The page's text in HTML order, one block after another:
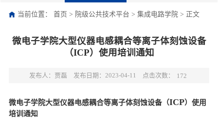
当前位置：首页 > 院级公共技术平台 >集成电路学院 > 正文
微电子学院大型仪器电感耦合等离子体刻蚀设备
（ICP）使用培训通知
发布人：贾磊 发布日期：2023-04-11 点击次数： 172
微电子学院大型仪器电感耦合等离子体刻蚀设备（ICP）使用
培训通知